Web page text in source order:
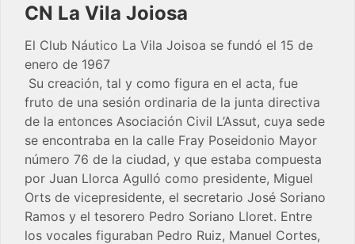
CN La Vila Joiosa
El Club Náutico La Vila Joisoa se fundó el 15 de
enero de 1967
Su creación, tal y como figura en el acta, fue
fruto de una sesión ordinaria de la junta directiva
de la entonces Asociación Civil L’Assut, cuya sede
se encontraba en la calle Fray Poseidonio Mayor
número 76 de la ciudad, y que estaba compuesta
por Juan Llorca Agulló como presidente, Miguel
Orts de vicepresidente, el secretario José Soriano
Ramos y el tesorero Pedro Soriano Lloret. Entre
los vocales figuraban Pedro Ruiz, Manuel Cortes,